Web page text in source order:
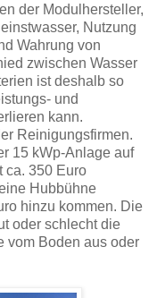
der Modulhersteller,
Nutzung
Wahrung von
zwischen Wasser
ist deshalb so
und
kann.
Reinigungsfirmen.
15 kWp-Anlage auf
ca. 350 Euro
Hubbühne
hinzu kommen. Die
oder schlecht die
vom Boden aus oder